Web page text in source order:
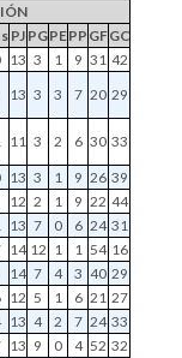
PJ PGPEPP GFGC
13 3 1 9 31 42
13 3 3 7 20 29
11 3 2 6 30 33
13 3 1 9 26 39
12 2 1 9 22 44
13 7 0 6 24 31
14 12 1 1 54 16
14 7 4 3 40 29
12 5 1 6 21 27
13 4 2 7 24 33
13 9 0 4 52 32